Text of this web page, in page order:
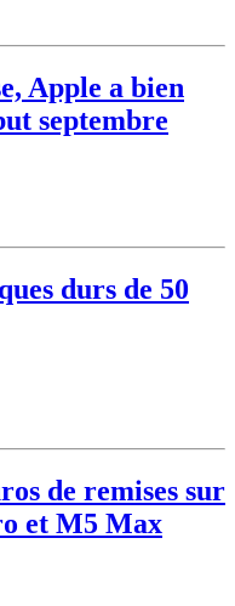
Apple a bien
septembre
durs de 50
de remises sur
et M5 Max